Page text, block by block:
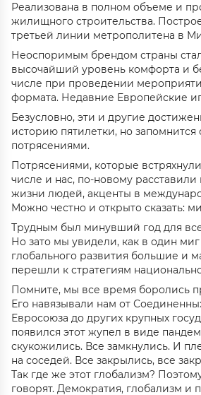
Реализована в полном объеме и
жилищного строительства.
третьей линии метрополитена в
Неоспоримым брендом страны
высочайший уровень комфорта и
числе при проведении
формата. Недавние Европейские
Безусловно, эти и другие
историю пятилетки, но запомнится
потрясениями.
Потрясениями, которые
числе и нас, по-новому
жизни людей, акценты в
Можно честно и открыто сказать:
Трудным был минувший год для
Но зато мы увидели, как в один
глобального развития большие и
перешли к стратегиям
Помните, мы все время боролись
Его навязывали нам от
Евросоюза до других крупных
появился этот жупел в виде
скукожились. Все замкнулись. И
на соседей. Все закрылись, все
Так где же этот глобализм?
говорят. Демократия, глобализм и